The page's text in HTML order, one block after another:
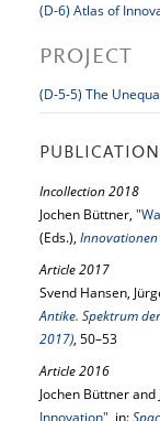
(D-6) Atlas of
PROJECT
(D-5-5) The
Incollection 2018
Jochen Büttner,
(Eds.),
Article 2017
Svend Hansen,
Antike. Spektrum
2017), 50–53
Article 2016
Jochen Büttner and
Innovation", in: